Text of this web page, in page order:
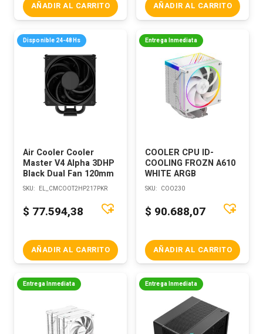
AÑADIR AL CARRITO AÑADIR AL CARRITO
Disponible 24-48Hs
Air Cooler Cooler
Master V4 Alpha 3DHP
Black Dual Fan 120mm
SKU: EL_CMCOOT2HP217PKR
$ 77.594,38
AÑADIR AL CARRITO
Entrega Inmediata
COOLER CPU ID-
COOLING FROZN A610
WHITE ARGB
SKU: COO230
$ 90.688,07
AÑADIR AL CARRITO
Entrega Inmediata Entrega Inmediata